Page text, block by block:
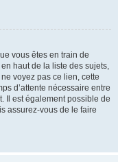
vous êtes en train de
haut de la liste des sujets,
voyez pas ce lien, cette
d’attente nécessaire entre
Il est également possible de
assurez-vous de le faire